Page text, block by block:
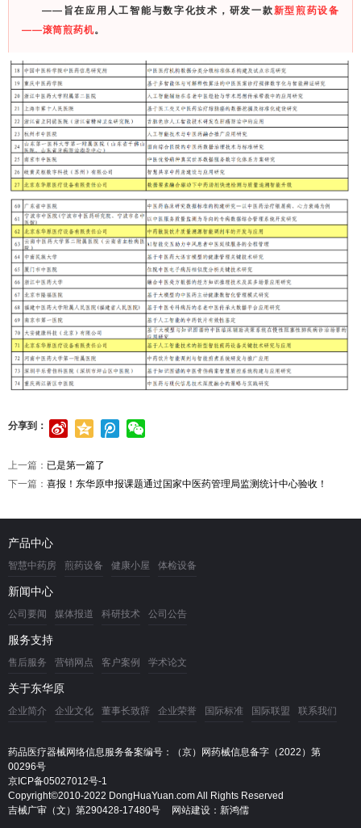
——旨在应用人工智能与数字化技术，研发一款新型煎药设备
——滚筒煎药机。
分享到：
上一篇： 已是第一篇了
下一篇： 喜报！东华原申报课题通过国家中医药管理局监测统计中心验收！
产品中心
智慧中药房 煎药设备 健康小屋 体检设备
新闻中心
公司要闻 媒体报道 科研技术 公司公告
服务支持
售后服务 营销网点 客户案例 学术论文
关于东华原
企业简介 企业文化 董事长致辞 企业荣誉 国际标准 国际联盟 联系我们
药品医疗器械网络信息服务备案编号：（京）网药械信息备字（2022）第
00296号
京ICP备05027012号-1
Copyright©2010-2022 DongHuaYuan.com All Rights Reserved
吉械广审（文）第290428-17480号
网站建设：新鸿儒